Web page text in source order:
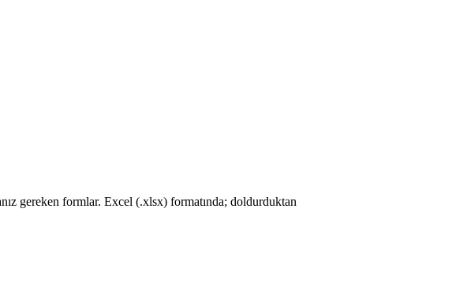
gereken formlar. Excel (.xlsx) formatında; doldurduktan